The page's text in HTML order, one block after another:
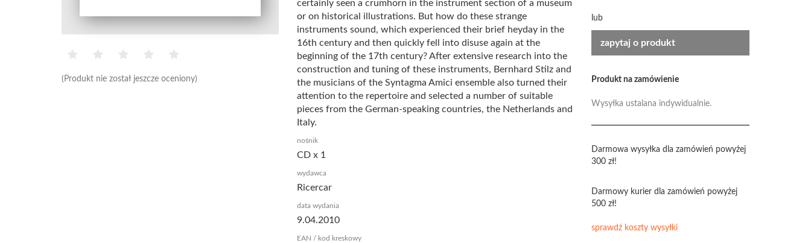
(Produkt nie został jeszcze oceniony)
certainly seen a crumhorn in the instrument section of a museum
or on historical illustrations. But how do these strange
instruments sound, which experienced their brief heyday in the
16th century and then quickly fell into disuse again at the
beginning of the 17th century? After extensive research into the
construction and tuning of these instruments, Bernhard Stilz and
the musicians of the Syntagma Amici ensemble also turned their
attention to the repertoire and selected a number of suitable
pieces from the German-speaking countries, the Netherlands and
Italy.
nośnik
CD x 1
wydawca
Ricercar
data wydania
9.04.2010
EAN / kod kreskowy
lub
zapytaj o produkt
Produkt na zamówienie
Wysyłka ustalana indywidualnie.
Darmowa wysyłka dla zamówień powyżej
300 zł!
Darmowy kurier dla zamówień powyżej
500 zł!
sprawdź koszty wysyłki